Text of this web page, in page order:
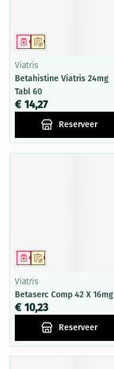
Op voorschrift
Geneesmiddel
Viatris
Betahistine Viatris 24mg
Tabl 60
€ 14,27
Reserveer
Op voorschrift
Geneesmiddel
Viatris
Betaserc Comp 42 X 16mg
€ 10,23
Reserveer